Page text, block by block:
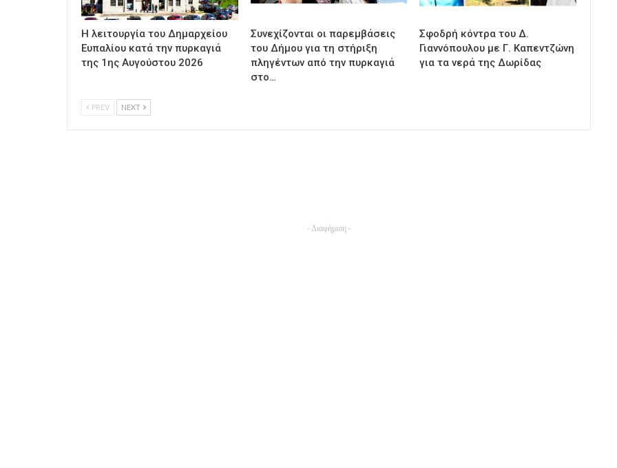
Η λειτουργία του Δημαρχείου
Ευπαλίου κατά την πυρκαγιά
της 1ης Αυγούστου 2026
Συνεχίζονται οι παρεμβάσεις
του Δήμου για τη στήριξη
πληγέντων από την πυρκαγιά
στο…
Σφοδρή κόντρα του Δ.
Γιαννόπουλου με Γ. Καπεντζώνη
για τα νερά της Δωρίδας
PREV NEXT
- Διαφήμιση -